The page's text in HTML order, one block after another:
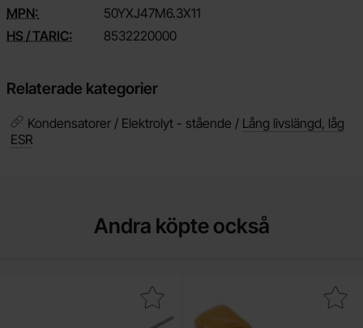
MPN:
50YXJ47M6.3X11
HS / TARIC:
8532220000
Relaterade kategorier
Kondensatorer / Elektrolyt - stående / Lång livslängd, låg
ESR
Andra köpte också
1uF 100V 105C ø5x11mm 2000h som favorit
Makera keramisk MLCC 100pF